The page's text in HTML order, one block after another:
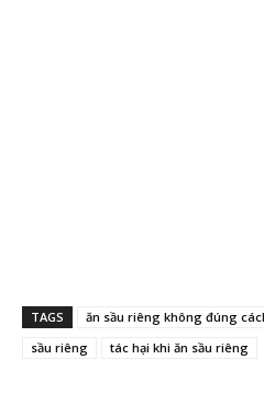
TAGS ăn sầu riêng không đúng
sầu riêng
tác hại khi ăn sầu riêng